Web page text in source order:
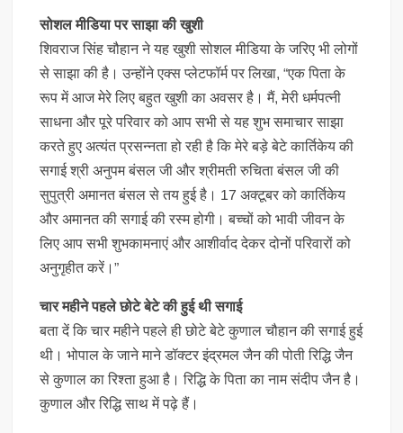
सोशल मीडिया पर साझा की खुशी
शिवराज सिंह चौहान ने यह खुशी सोशल मीडिया के जरिए भी लोगों
से साझा की है। उन्होंने एक्स प्लेटफॉर्म पर लिखा, “एक पिता के
रूप में आज मेरे लिए बहुत खुशी का अवसर है। मैं, मेरी धर्मपत्नी
साधना और पूरे परिवार को आप सभी से यह शुभ समाचार साझा
करते हुए अत्यंत प्रसन्नता हो रही है कि मेरे बड़े बेटे कार्तिकेय की
सगाई श्री अनुपम बंसल जी और श्रीमती रुचिता बंसल जी की
सुपुत्री अमानत बंसल से तय हुई है। 17 अक्टूबर को कार्तिकेय
और अमानत की सगाई की रस्म होगी। बच्चों को भावी जीवन के
लिए आप सभी शुभकामनाएं और आशीर्वाद देकर दोनों परिवारों को
अनुगृहीत करें।”
चार महीने पहले छोटे बेटे की हुई थी सगाई
बता दें कि चार महीने पहले ही छोटे बेटे कुणाल चौहान की सगाई हुई
थी। भोपाल के जाने माने डॉक्टर इंद्रमल जैन की पोती रिद्धि जैन
से कुणाल का रिश्ता हुआ है। रिद्धि के पिता का नाम संदीप जैन है।
कुणाल और रिद्धि साथ में पढ़े हैं।